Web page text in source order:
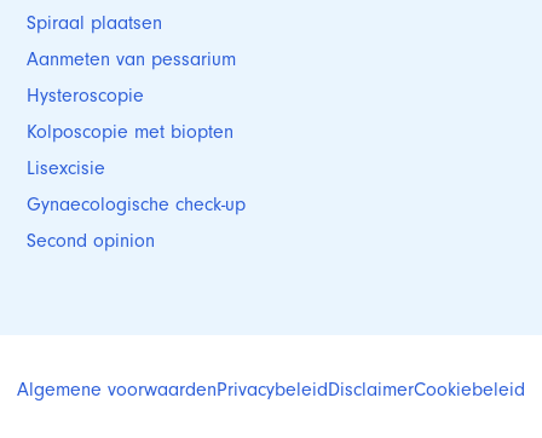
Spiraal plaatsen
Aanmeten van pessarium
Hysteroscopie
Kolposcopie met biopten
Lisexcisie
Gynaecologische check-up
Second opinion
Algemene voorwaardenPrivacybeleidDisclaimerCookiebeleid